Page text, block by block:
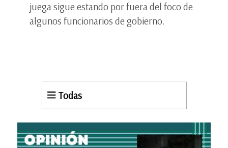
juega sigue estando por fuera del foco de
algunos funcionarios de gobierno.
Todas